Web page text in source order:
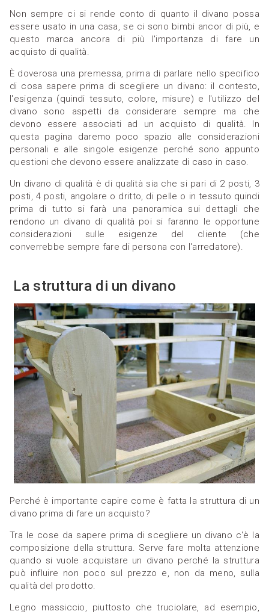
Non sempre ci si rende conto di quanto il divano possa
essere usato in una casa, se ci sono bimbi ancor di più, e
questo marca ancora di più l'importanza di fare un
acquisto di qualità.
È doverosa una premessa, prima di parlare nello specifico
di cosa sapere prima di scegliere un divano: il contesto,
l'esigenza (quindi tessuto, colore, misure) e l'utilizzo del
divano sono aspetti da considerare sempre ma che
devono essere associati ad un acquisto di qualità. In
questa pagina daremo poco spazio alle considerazioni
personali e alle singole esigenze perché sono appunto
questioni che devono essere analizzate di caso in caso.
Un divano di qualità è di qualità sia che si pari di 2 posti, 3
posti, 4 posti, angolare o dritto, di pelle o in tessuto quindi
prima di tutto si farà una panoramica sui dettagli che
rendono un divano di qualità poi si faranno le opportune
considerazioni sulle esigenze del cliente (che
converrebbe sempre fare di persona con l'arredatore).
La struttura di un divano
Perché è importante capire come è fatta la struttura di un
divano prima di fare un acquisto?
Tra le cose da sapere prima di scegliere un divano c'è la
composizione della struttura. Serve fare molta attenzione
quando si vuole acquistare un divano perché la struttura
può influire non poco sul prezzo e, non da meno, sulla
qualità del prodotto.
Legno massiccio, piuttosto che truciolare, ad esempio,